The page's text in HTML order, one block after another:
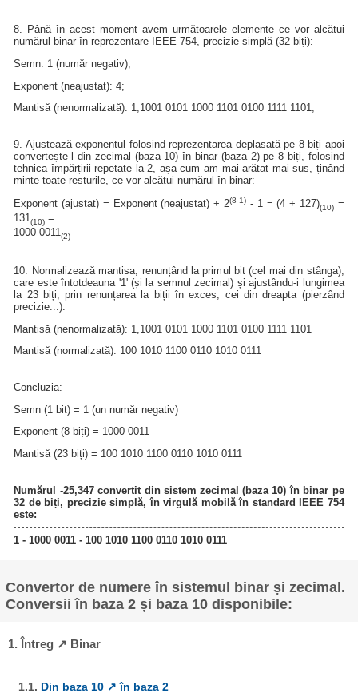
8. Până în acest moment avem următoarele elemente ce vor alcătui
numărul binar în reprezentare IEEE 754, precizie simplă (32 biți):
Semn: 1 (număr negativ);
Exponent (neajustat): 4;
Mantisă (nenormalizată): 1,1001 0101 1000 1101 0100 1111 1101;
9. Ajustează exponentul folosind reprezentarea deplasată pe 8 biți apoi
convertește-l din zecimal (baza 10) în binar (baza 2) pe 8 biți, folosind
tehnica împărțirii repetate la 2, așa cum am mai arătat mai sus, ținând
minte toate resturile, ce vor alcătui numărul în binar:
Exponent (ajustat) = Exponent (neajustat) + 2(8-1) - 1 = (4 + 127)(10) =
131(10) =
1000 0011 (2)
10. Normalizează mantisa, renunțând la primul bit (cel mai din stânga),
care este întotdeauna '1' (și la semnul zecimal) și ajustându-i lungimea
la 23 biți, prin renunțarea la biții în exces, cei din dreapta (pierzând
precizie...):
Mantisă (nenormalizată): 1,1001 0101 1000 1101 0100 1111 1101
Mantisă (normalizată): 100 1010 1100 0110 1010 0111
Concluzia:
Semn (1 bit) = 1 (un număr negativ)
Exponent (8 biți) = 1000 0011
Mantisă (23 biți) = 100 1010 1100 0110 1010 0111
Numărul -25,347 convertit din sistem zecimal (baza 10) în binar pe
32 de biți, precizie simplă, în virgulă mobilă în standard IEEE 754
este:
1 - 1000 0011 - 100 1010 1100 0110 1010 0111
Convertor de numere în sistemul binar și zecimal.
Conversii în baza 2 și baza 10 disponibile:
1. Întreg ↗ Binar
1.1. Din baza 10 ↗ în baza 2